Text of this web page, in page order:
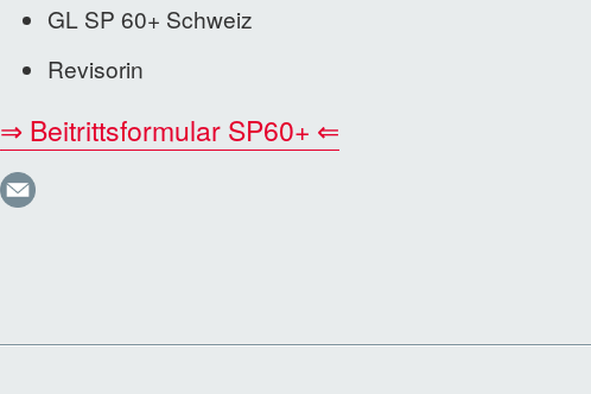
GL SP 60+ Schweiz
Revisorin
⇒ Beitrittsformular SP60+ ⇐